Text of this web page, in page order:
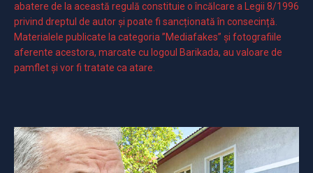
abatere de la această regulă constituie o încălcare a Legii 8/1996
privind dreptul de autor și poate fi sancționată în consecință.
Materialele publicate la categoria ”Mediafakes” și fotografiile
aferente acestora, marcate cu logoul Barikada, au valoare de
pamflet și vor fi tratate ca atare.